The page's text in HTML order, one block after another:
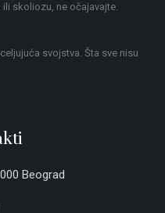
skoliozu, ne očajavajte.
svojstva. Šta sve nisu
Beograd